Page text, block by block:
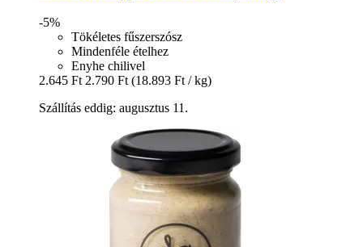
-5%
Tökéletes fűszerszósz
Mindenféle ételhez
Enyhe chilivel
2.645 Ft 2.790 Ft (18.893 Ft / kg)
Szállítás eddig: augusztus 11.